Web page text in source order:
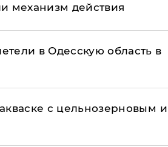
механизм действия
в Одесскую область в
с цельнозерновым и